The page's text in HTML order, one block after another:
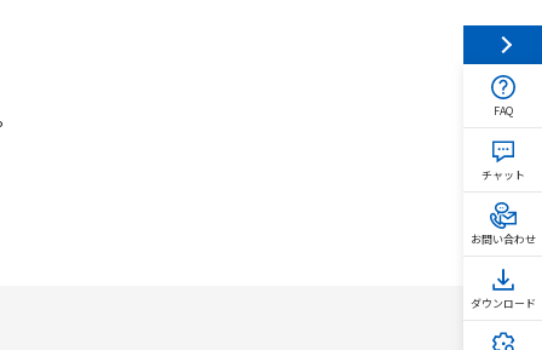
FAQ
チャット
お問い合わせ
ダウンロード